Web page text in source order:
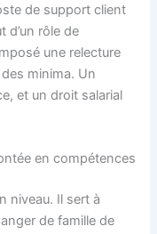
de support client
d’un rôle de
une relecture
minima. Un
et un droit salarial
en compétences
niveau. Il sert à
de famille de